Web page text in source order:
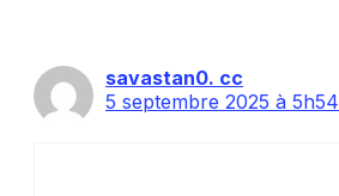
savastan0. cc
5 septembre 2025 à 5h54